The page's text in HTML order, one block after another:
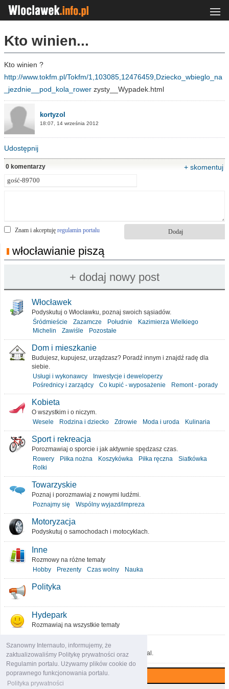
Szanowny Internauto, informujemy, że
zaktualizowaliśmy Politykę prywatności oraz
Regulamin portalu. Używamy plików cookie do
poprawnego funkcjonowania portalu.
Polityka prywatności
Kto winien...
Kto winien ?
http://www.tokfm.pl/Tokfm/1,103085,12476459,Dziecko_wbieglo_na
_jezdnie__pod_kola_rower zysty__Wypadek.html
kortyzol
18:07, 14 września 2012
Udostępnij
0 komentarzy + skomentuj
Znam i akceptuję regulamin portalu
włocławianie piszą
Włocławek
Podyskutuj o Włocławku, poznaj swoich sąsiadów.
Śródmieście
Zazamcze Południe
Kazimierza Wielkiego
Michelin
Zawiśle Pozostałe
Dom i mieszkanie
Budujesz, kupujesz, urządzasz? Poradź innym i znajdź radę dla
siebie.
Usługi i wykonawcy
Inwestycje i deweloperzy
Pośrednicy i zarządcy
Co kupić - wyposażenie Remont - porady
Kobieta
O wszystkim i o niczym.
Wesele
Rodzina i dziecko Zdrowie Moda i uroda Kulinaria
Sport i rekreacja
Porozmawiaj o sporcie i jak aktywnie spędzasz czas.
Rowery
Piłka nożna Koszykówka Piłka ręczna
Siatkówka
Rolki
Towarzyskie
Poznaj i porozmawiaj z nowymi ludźmi.
Poznajmy się
Wspólny wyjazd/impreza
Motoryzacja
Podyskutuj o samochodach i motocyklach.
Inne
Rozmowy na różne tematy
Hobby
Prezenty Czas wolny Nauka
Polityka
Hydepark
Rozmawiaj na wszystkie tematy
O portalu
Podziel się pomysłami, które ulepszą portal.
Najczęściej komentowane (7 dni)